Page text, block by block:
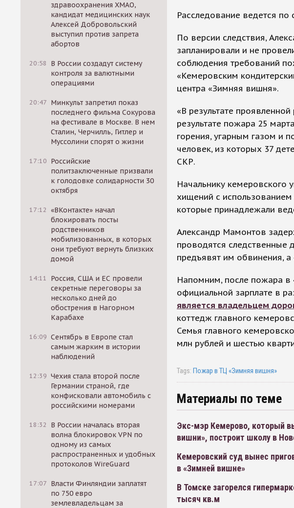
здравоохранения ХМАО,
кандидат медицинских наук
Алексей Добровольский
выступил против запрета
абортов
20:58
В России создадут систему
контроля за валютными
операциями
20:47 Минкульт запретил показ
последнего фильма Сокурова
на фестивале в Москве. В нем
Сталин, Черчилль, Гитлер и
Муссолини спорят о жизни
17:10 Российские
политзаключенные призвали
к голодовке солидарности 30
октября
17:12 «ВКонтакте» начал
блокировать посты
родственников
мобилизованных, в которых
они требуют вернуть близких
домой
14:11
Россия, США и ЕС провели
секретные переговоры за
несколько дней до
обострения в Нагорном
Карабахе
16:09 Сентябрь в Европе стал
самым жарким в истории
наблюдений
12:39 Чехия стала второй после
Германии страной, где
конфисковали автомобиль с
российскими номерами
18:32
В России началась вторая
волна блокировок VPN по
одному из самых
распространенных и удобных
протоколов WireGuard
17:07 Власти Финляндии заплатят
по 750 евро
землевладельцам за
Расследование ведется по
По версии следствия,
запланировали и не
соблюдения требований
«Кемеровским
центра «Зимняя вишня».
«В результате
результате пожара 25
горения, угарным газом и
человек, из которых 37
СКР.
Начальнику кемеровского
хищений с
которые принадлежали
Александр Мамонтов
проводятся следственные
предъявят им обвинения,
Напомним, после пожара
официальной зарплате в
является владельцем
коттедж главного
Семья главного
млн рублей и шестью
Tags: Пожар в ТЦ «Зимняя вишня»
Материалы по теме
Экс-мэр Кемерово, который
вишни», построит школу в
Кемеровский суд вынес
в «Зимней вишне»
В Томске загорелся
тысяч кв.м